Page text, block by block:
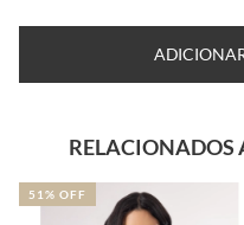
RELACIONADOS
OFF